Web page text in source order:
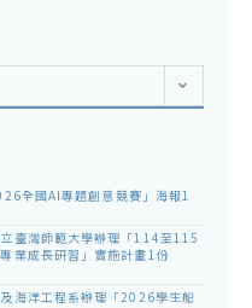
全國AI專題創意競賽」海報1
臺灣師範大學辦理「114至115
業成長研習」實施計畫1份
海洋工程系辦理「2026學生船